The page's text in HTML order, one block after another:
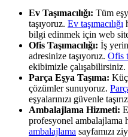
Ev Taşımacılığı: Tüm
taşıyoruz. Ev taşımacılığı
bilgi edinmek için web
Ofis Taşımacılığı: İş
adresinize taşıyoruz. Ofis
ekibimizle çalışabilirsiniz.
Parça Eşya Taşıma:
çözümler sunuyoruz.
eşyalarınızı güvenle
Ambalajlama Hizmeti:
profesyonel ambalajlama
ambalajlama sayfamızı